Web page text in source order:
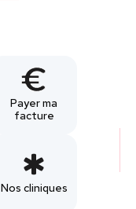
Payer ma
facture
Nos cliniques